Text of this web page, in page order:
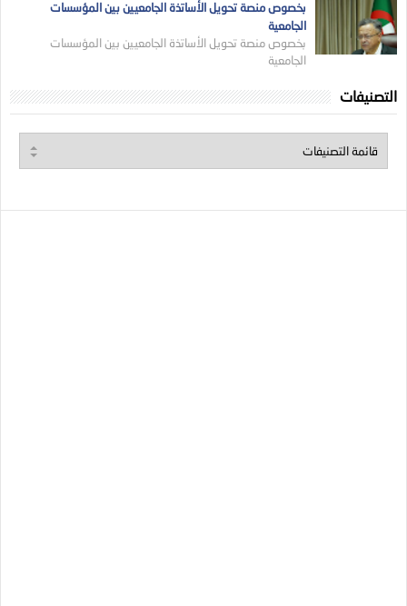
بخصوص منصة تحويل الأساتذة الجامعيين بين المؤسسات
الجامعية
بخصوص منصة تحويل الأساتذة الجامعيين بين المؤسسات
الجامعية
التصنيفات